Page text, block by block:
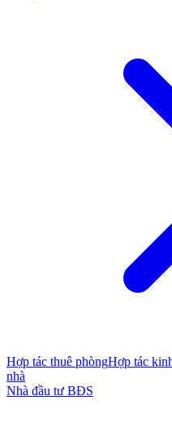
Hợp tác thuê phòngHợp tác
nhà
Nhà đầu tư BĐS